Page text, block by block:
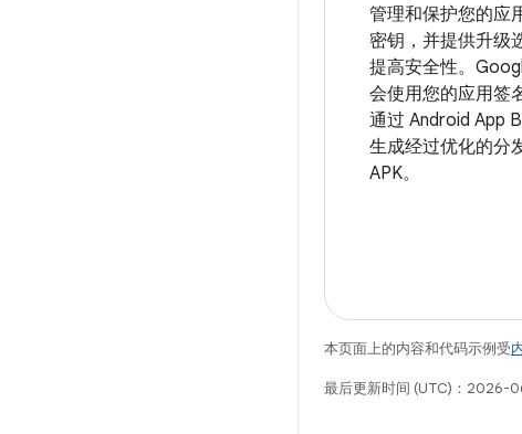
管理和保护您的应
密钥，并提供升级
提高安全性。
会使用您的应用签
通过 Android App
生成经过优化的分
APK。
本页面上的内容和代码示例受
最后更新时间 (UTC)：2026-